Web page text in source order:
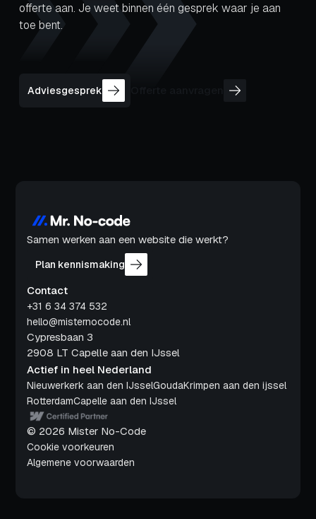
offerte aan. Je weet binnen één gesprek waar je aan
toe bent.
Adviesgesprek
Samen werken aan een website die werkt?
Plan kennismaking
Contact
+31 6 34 374 532
hello@misternocode.nl
Cypresbaan 3
2908 LT Capelle aan den IJssel
Actief in heel Nederland
Nieuwerkerk aan den IJsselGoudaKrimpen aan den ijssel
RotterdamCapelle aan den IJssel
© 2026 Mister No-Code
Cookie voorkeuren
Algemene voorwaarden